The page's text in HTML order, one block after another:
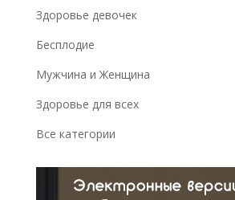
Здоровье девочек
Бесплодие
Мужчина и Женщина
Здоровье для всех
Все категории